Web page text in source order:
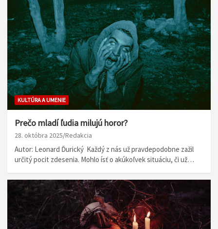
KULTÚRA A UMENIE
Prečo mladí ľudia milujú horor?
28. októbra 2025 Redakcia
Autor: Leonard Ďurický Každý z nás už pravdepodobne zažil
určitý pocit zdesenia. Mohlo ísť o akúkoľvek situáciu, či už…